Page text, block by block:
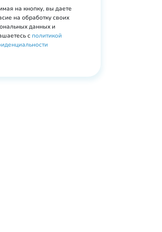
на кнопку, вы даете
на обработку своих
данных и
с политикой